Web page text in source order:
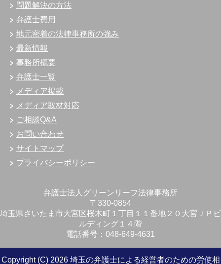
問題解決の方法
弁護士費用
地元密着の法律事務所の強み
最新情報
事務所概要
弁護士一覧
メディア掲載
メディア取材対応
ご相談Q&A
お問い合わせ
サイトマップ
プライバシーポリシー
弁護士法人グリーンリーフ法律事務所
〒330-0854
埼玉県さいたま市大宮区桜木町１丁目１１番地２０大宮ＪＰビ
ルディング１４階
電話番号：048-649-4631
Copyright (C) 2026 埼玉の弁護士による経営者のための労使相